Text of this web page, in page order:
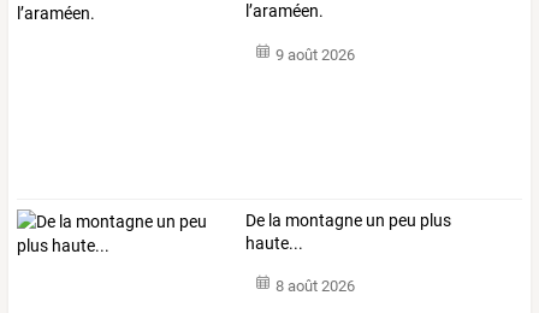
l’araméen.
9 août 2026
De la montagne un peu plus
haute...
8 août 2026